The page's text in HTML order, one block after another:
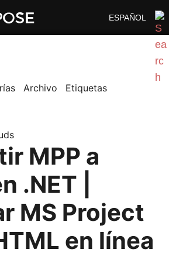
ESPAÑOL
Archivo Etiquetas
MPP a
.NET |
MS Project
en línea